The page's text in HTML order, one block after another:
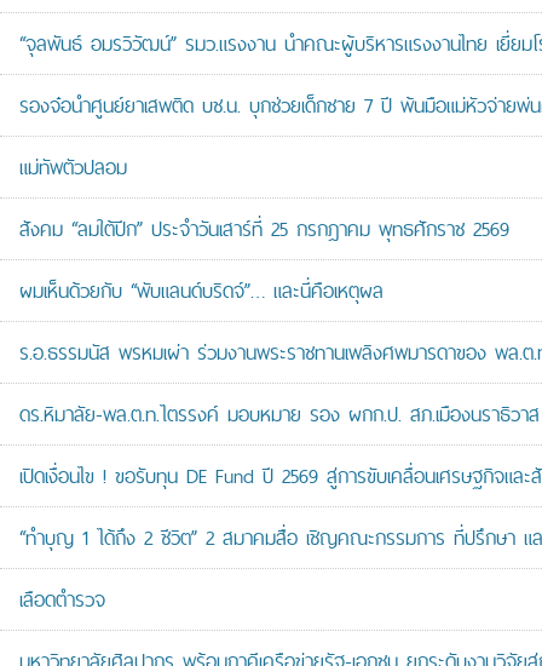
“จุลพันธ์ อมรวิวัฒน์” รมว.แรงงาน นำคณะผู้บริหารแรงงานไทย เยี่ยม
รองจ๋อนำศูนย์ยาเสพติด บช.น. บุกช่วยเด็กชาย 7 ปี พ้นมือแม่หัวจ่ายพ่น
แม่ทัพตัวปลอม
สังคม “ลมใต้ปีก” ประจำวันเสาร์ที่ 25 กรกฎาคม พุทธศักราช 2569
ผมเห็นด้วยกับ “พับแลนด์บริดจ์”… และนี่คือเหตุผล
ร.อ.ธรรมนัส พรหมเผ่า ร่วมงานพระราชทานเพลิงศพมารดาของ พล.
ดร.หิมาลัย-พล.ต.ท.ไตรรงค์ มอบหมาย รอง ผกก.ป. สภ.เมืองนราธิว
เปิดเงื่อนไข ! ขอรับทุน DE Fund ปี 2569 สู่การขับเคลื่อนเศรษฐกิจแล
“ทำบุญ 1 ได้ถึง 2 ชีวิต” 2 สมาคมสื่อ เชิญคณะกรรมการ ที่ปรึกษา แ
เลือดตำรวจ